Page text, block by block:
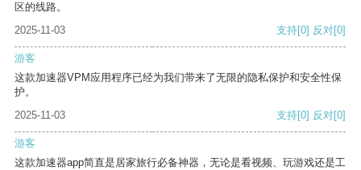
区的线路。
2025-11-03
支持[0] 反对[0]
游客
这款加速器VPM应用程序已经为我们带来了无限的隐私保护和安全性保
护。
2025-11-03
支持[0] 反对[0]
游客
这款加速器app简直是居家旅行必备神器，无论是看视频、玩游戏还是工